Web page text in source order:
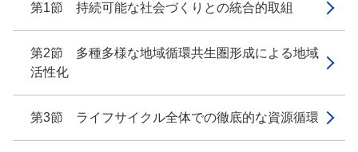
第1節 持続可能な社会づくりとの統合的取組
第2節 多種多様な地域循環共生圏形成による地域
活性化
第3節 ライフサイクル全体での徹底的な資源循環